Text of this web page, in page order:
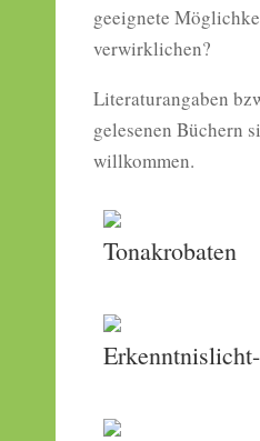
geeignete
verwirklichen?
Literaturangaben
gelesenen Büchern
willkommen.
Tonakrobaten